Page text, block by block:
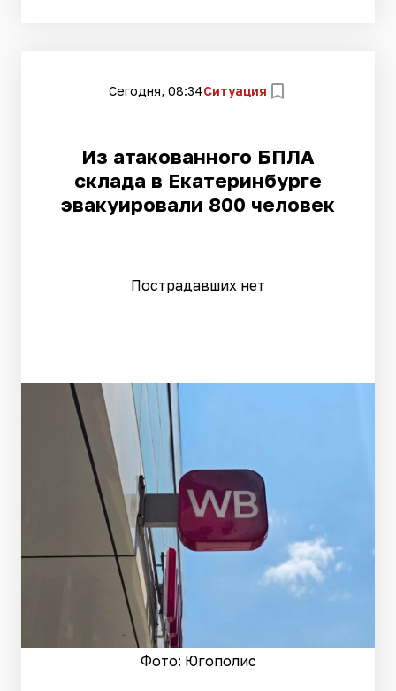
Сегодня, 08:34Ситуация
Из атакованного БПЛА
склада в Екатеринбурге
эвакуировали 800 человек
Пострадавших нет
Фото: Югополис